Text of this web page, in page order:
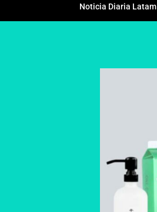
Noticia Diaria Latam